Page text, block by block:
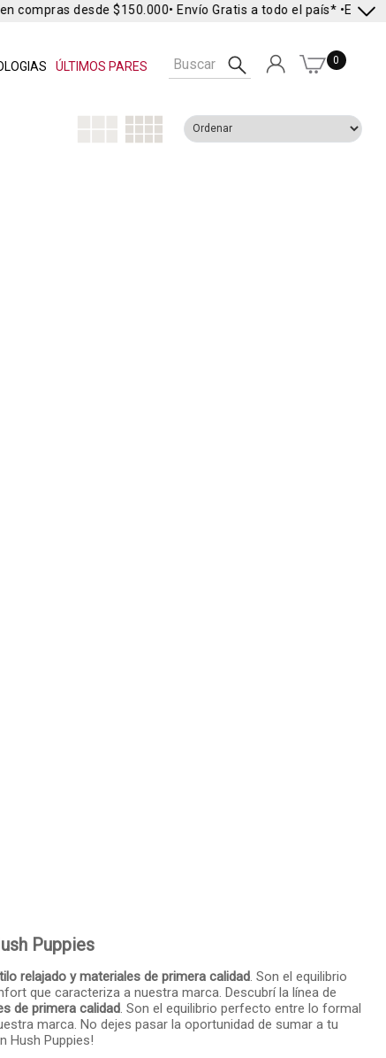
ÚLTIMOS PARES
compras desde $150.000• Envío Gratis a todo el país* •Envío
0
Puppies
relajado y materiales de primera calidad. Son el equilibrio
que caracteriza a nuestra marca. Descubrí la línea de
de primera calidad. Son el equilibrio perfecto entre lo formal
marca. No dejes pasar la oportunidad de sumar a tu
Hush Puppies!